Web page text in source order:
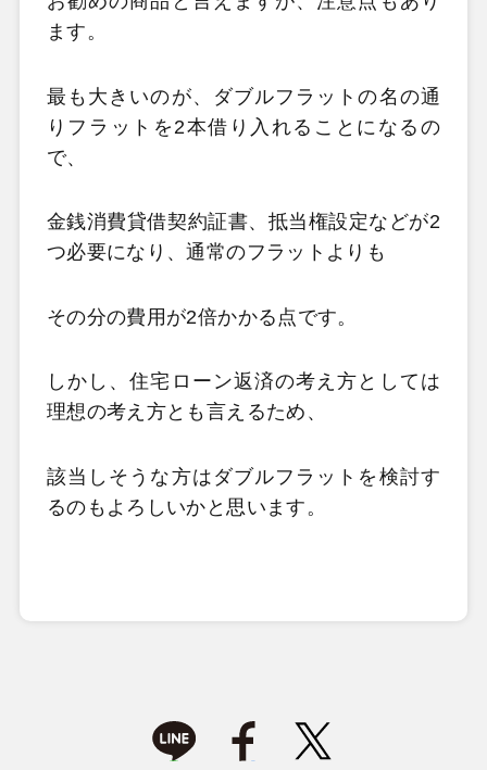
ます。
最も大きいのが、ダブルフラットの名の通
りフラットを2本借り入れることになるの
で、
金銭消費貸借契約証書、抵当権設定などが2
つ必要になり、通常のフラットよりも
その分の費用が2倍かかる点です。
しかし、住宅ローン返済の考え方としては
理想の考え方とも言えるため、
該当しそうな方はダブルフラットを検討す
るのもよろしいかと思います。